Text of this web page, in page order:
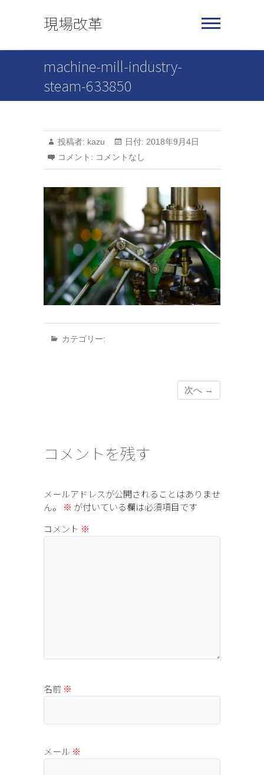
現場改革
machine-mill-industry-
steam-633850
投稿者: kazu 日付: 2018年9月4日
コメント: コメントなし
カテゴリー:
次へ →
コメントを残す
メールアドレスが公開されることはありませ
ん。
※ が付いている欄は必須項目です
コメント ※
名前 ※
メール ※